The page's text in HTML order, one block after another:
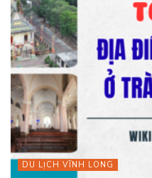
DU LỊCH VĨNH LONG